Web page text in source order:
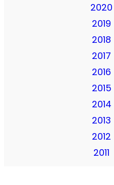
2020
2019
2018
2017
2016
2015
2014
2013
2012
2011